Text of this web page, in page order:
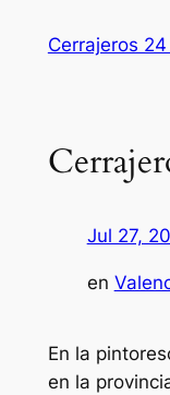
Cerrajeros
Jul 27,
en
En la
en la